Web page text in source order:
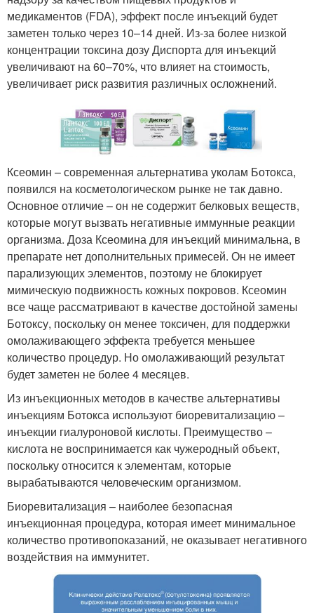
медикаментов (FDA), эффект после инъекций будет
заметен только через 10–14 дней. Из-за более низкой
концентрации токсина дозу Диспорта для инъекций
увеличивают на 60–70%, что влияет на стоимость,
увеличивает риск развития различных осложнений.
Ксеомин – современная альтернатива уколам Ботокса,
появился на косметологическом рынке не так давно.
Основное отличие – он не содержит белковых веществ,
которые могут вызвать негативные иммунные реакции
организма. Доза Ксеомина для инъекций минимальна, в
препарате нет дополнительных примесей. Он не имеет
парализующих элементов, поэтому не блокирует
мимическую подвижность кожных покровов. Ксеомин
все чаще рассматривают в качестве достойной замены
Ботоксу, поскольку он менее токсичен, для поддержки
омолаживающего эффекта требуется меньшее
количество процедур. Но омолаживающий результат
будет заметен не более 4 месяцев.
Из инъекционных методов в качестве альтернативы
инъекциям Ботокса используют биоревитализацию –
инъекции гиалуроновой кислоты. Преимущество –
кислота не воспринимается как чужеродный объект,
поскольку относится к элементам, которые
вырабатываются человеческим организмом.
Биоревитализация – наиболее безопасная
инъекционная процедура, которая имеет минимальное
количество противопоказаний, не оказывает негативного
воздействия на иммунитет.